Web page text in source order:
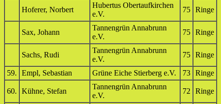
Hoferer, Norbert
Hubertus Obertaufkirchen
e.V.
75 Ringe
Sax, Johann
Tannengrün Annabrunn
e.V.
75 Ringe
Sachs, Rudi
Tannengrün Annabrunn
e.V.
75 Ringe
59. Empl, Sebastian Grüne Eiche Stierberg e.V. 73 Ringe
60. Kühne, Stefan
Tannengrün Annabrunn
e.V.
72 Ringe